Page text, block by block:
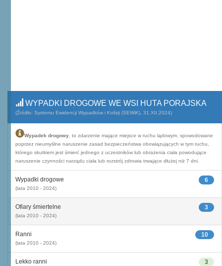
WYPADKI DROGOWE WE WSI HUTA PORAJSKA
(Źródło: Systemu Ewidencji Wypadków i Kolizji (SEWiK), 31.XII.2024)
Wypadek drogowy , to zdarzenie mające miejsce w ruchu lądowym, spowodowane
poprzez nieumyślne naruszenie zasad bezpieczeństwa obowiązujących w tym ruchu,
którego skutkiem jest śmierć jednego z uczestników lub obrażenia ciała powodujące
naruszenie czynności narządu ciała lub rozstrój zdrowia trwające dłużej niż 7 dni.
6
Wypadki drogowe
(lata 2010 - 2024)
3
Ofiary śmiertelne
(lata 2010 - 2024)
10
Ranni
(lata 2010 - 2024)
3
Lekko ranni